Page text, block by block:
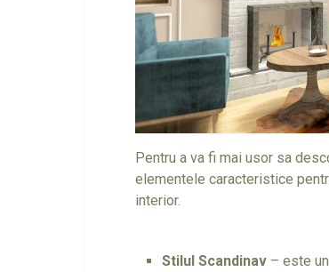
Pentru a va fi mai usor sa
elementele caracteristice
interior.
Stilul Scandinav – este